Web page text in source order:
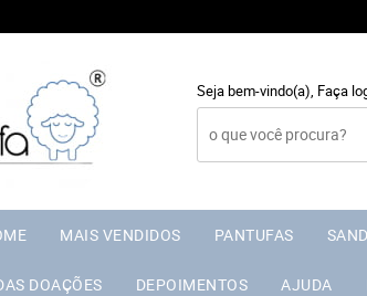
Seja bem-vindo(a), Faça
MAIS VENDIDOS PANTUFAS
DOAÇÕES DEPOIMENTOS AJUDA